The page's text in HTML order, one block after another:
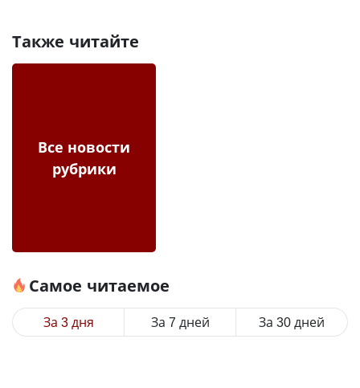
Также читайте
Все новости
рубрики
Самое читаемое
За 3 дня За 7 дней За 30 дней